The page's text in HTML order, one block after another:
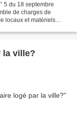
5 du 18 septembre
de charges de
locaux et matériels
la ville?